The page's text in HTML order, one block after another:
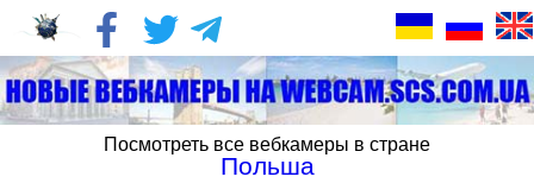
Посмотреть все вебкамеры в стране
Польша